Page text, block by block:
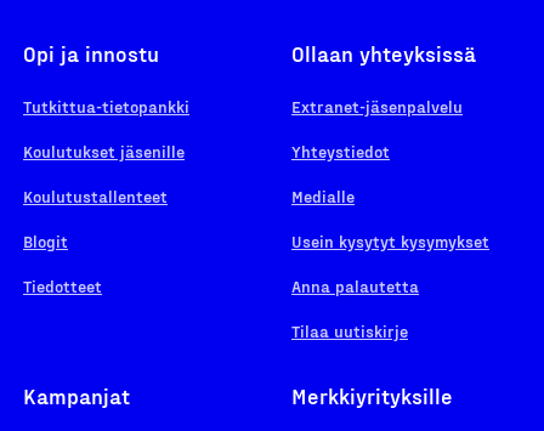
Opi ja innostu
Tutkittua-tietopankki
Koulutukset jäsenille
Koulutustallenteet
Blogit
Tiedotteet
Ollaan yhteyksissä
Extranet-jäsenpalvelu
Yhteystiedot
Medialle
Usein kysytyt kysymykset
Anna palautetta
Tilaa uutiskirje
Kampanjat Merkkiyrityksille